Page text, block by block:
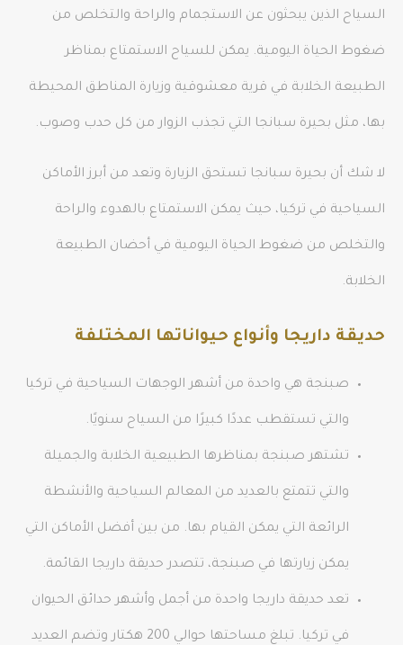
السياح الذين يبحثون عن الاستجمام والراحة والتخلص من
ضغوط الحياة اليومية. يمكن للسياح الاستمتاع بمناظر
الطبيعة الخلابة في قرية معشوقية وزيارة المناطق المحيطة
بها، مثل بحيرة سبانجا التي تجذب الزوار من كل حدب وصوب.
لا شك أن بحيرة سبانجا تستحق الزيارة وتعد من أبرز الأماكن
السياحية في تركيا، حيث يمكن الاستمتاع بالهدوء والراحة
والتخلص من ضغوط الحياة اليومية في أحضان الطبيعة
الخلابة.
حديقة داريجا وأنواع حيواناتها المختلفة
صبنجة هي واحدة من أشهر الوجهات السياحية في تركيا
والتي تستقطب عددًا كبيرًا من السياح سنويًا.
تشتهر صبنجة بمناظرها الطبيعية الخلابة والجميلة
والتي تتمتع بالعديد من المعالم السياحية والأنشطة
الرائعة التي يمكن القيام بها. من بين أفضل الأماكن التي
يمكن زيارتها في صبنجة، تتصدر حديقة داريجا القائمة.
تعد حديقة داريجا واحدة من أجمل وأشهر حدائق الحيوان
في تركيا. تبلغ مساحتها حوالي 200 هكتار وتضم العديد